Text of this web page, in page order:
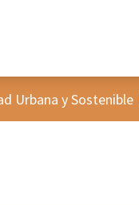
Urbana y Sostenible